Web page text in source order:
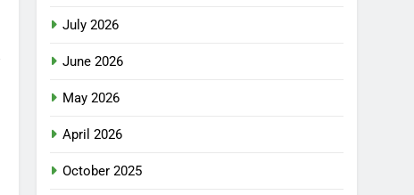
July 2026
June 2026
May 2026
April 2026
October 2025